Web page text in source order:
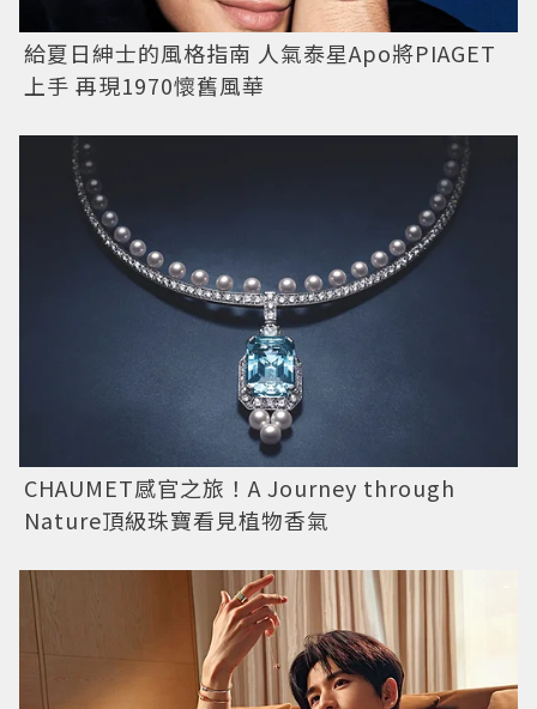
給夏日紳士的風格指南 人氣泰星Apo將PIAGET
上手 再現1970懷舊風華
CHAUMET感官之旅！A Journey through
Nature頂級珠寶看見植物香氣